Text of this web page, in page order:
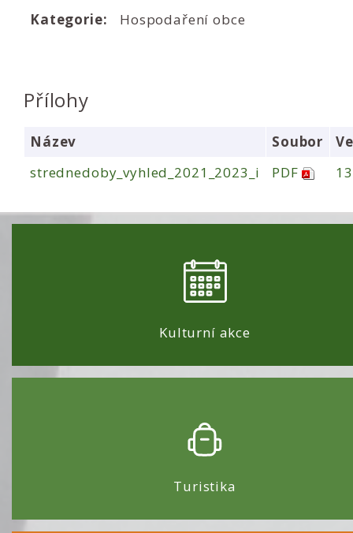
Kategorie: Hospodaření obce
Přílohy
Název Soubor
strednedoby_vyhled_2021_2023_i
PDF
Kulturní akce
Turistika